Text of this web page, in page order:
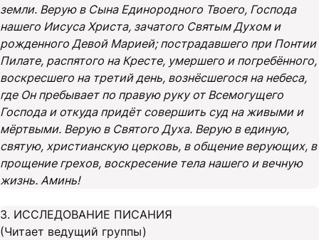
земли. Верую в Сына Единородного Твоего, Господа
нашего Иисуса Христа, зачатого Святым Духом и
рожденного Девой Марией; пострадавшего при Понтии
Пилате, распятого на Кресте, умершего и погребённого,
воскресшего на третий день, вознёсшегося на небеса,
где Он пребывает по правую руку от Всемогущего
Господа и откуда придёт совершить суд на живыми и
мёртвыми. Верую в Святого Духа. Верую в единую,
святую, христианскую церковь, в общение верующих, в
прощение грехов, воскресение тела нашего и вечную
жизнь. Аминь!
3. ИССЛЕДОВАНИЕ ПИСАНИЯ
(Читает ведущий группы)